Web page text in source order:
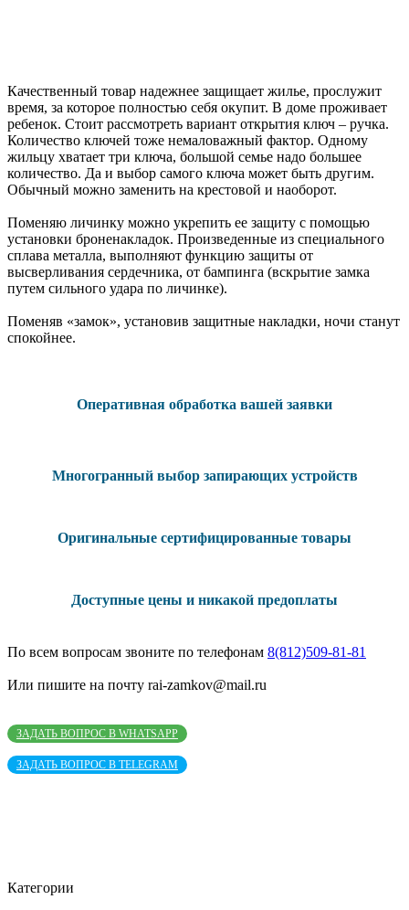
Качественный товар надежнее защищает жилье, прослужит
время, за которое полностью себя окупит. В доме проживает
ребенок. Стоит рассмотреть вариант открытия ключ – ручка.
Количество ключей тоже немаловажный фактор. Одному
жильцу хватает три ключа, большой семье надо большее
количество. Да и выбор самого ключа может быть другим.
Обычный можно заменить на крестовой и наоборот.
Поменяю личинку можно укрепить ее защиту с помощью
установки броненакладок. Произведенные из специального
сплава металла, выполняют функцию защиты от
высверливания сердечника, от бампинга (вскрытие замка
путем сильного удара по личинке).
Поменяв «замок», установив защитные накладки, ночи станут
спокойнее.
Оперативная обработка вашей заявки
Многогранный выбор запирающих устройств
Оригинальные сертифицированные товары
Доступные цены и никакой предоплаты
По всем вопросам звоните по телефонам 8(812)509-81-81
Или пишите на почту rai-zamkov@mail.ru
ЗАДАТЬ ВОПРОС В WHATSAPP
ЗАДАТЬ ВОПРОС В TELEGRAM
Категории